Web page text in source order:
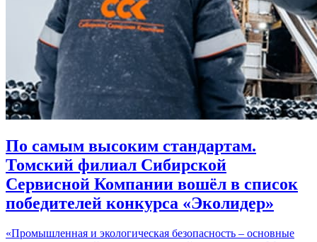
По самым высоким стандартам.
Томский филиал Сибирской
Сервисной Компании вошёл в список
победителей конкурса «Эколидер»
«Промышленная и экологическая безопасность – основные